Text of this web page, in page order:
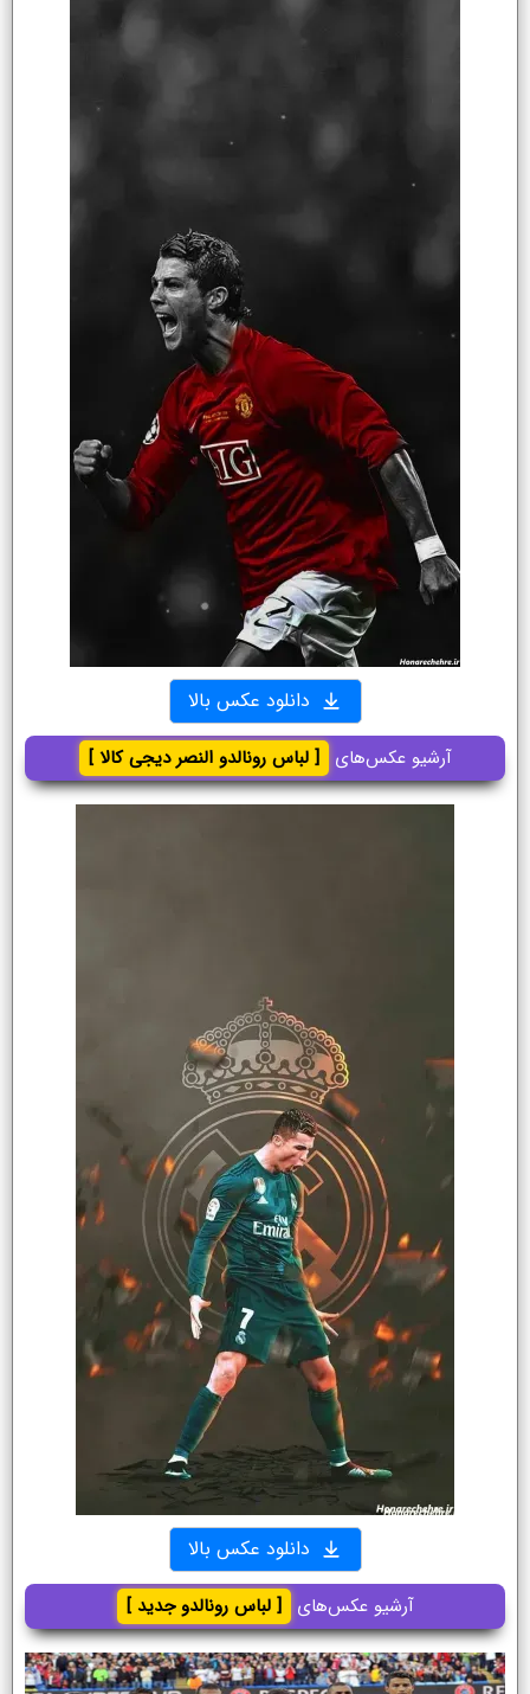
دانلود عکس بالا
آرشیو عکس‌های [ لباس رونالدو النصر دیجی کالا ]
دانلود عکس بالا
آرشیو عکس‌های [ لباس رونالدو جدید ]